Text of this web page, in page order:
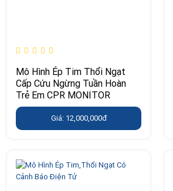
Mô Hình Ép Tim Thổi Ngạt
Cấp Cứu Ngừng Tuần Hoàn
Trẻ Em CPR MONITOR
Giá: 12,000,000đ